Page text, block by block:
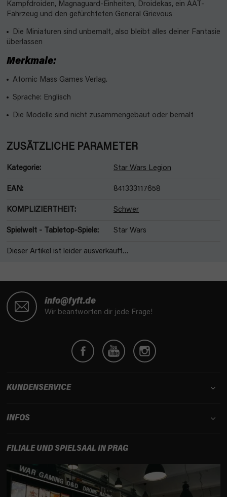
Kampfdroiden, Magnaguard-Einheiten, Droidekas, ein AAT-
Fahrzeug und den gefürchteten General Grievous
Die Miniaturen sind unbemalt, also bleibt alles deiner Fantasie
überlassen
Merkmale:
Atomic Mass Games Verlag.
Sprache: Englisch
Die Modelle sind nicht zusammengebaut oder bemalt
ZUSÄTZLICHE PARAMETER
Kategorie: Star Wars Legion
EAN: 841333117658
KOMPLIZIERTHEIT : Schwer
Spielwelt - Tabletop-Spiele: Star Wars
Dieser Artikel ist leider ausverkauft…
info@fyft.de
Wir beantworten dir jede Frage!
KUNDENSERVICE
INFOS
FILIALE UND SPIELSAAL IN PRAG